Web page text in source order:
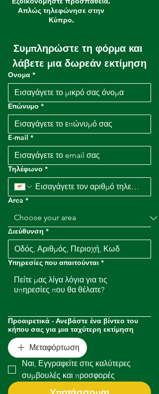
Απλώς τηλεφώνησε στην
Κύπρο.
Συμπληρώστε τη φόρμα και
λάβετε μια δωρεάν εκτίμηση
Ονομα *
Επώνυμο *
E-mail *
Τηλέφωνο *
Area *
Διεύθυνση *
Υπηρεσίες που απαιτούνται *
Προαιρετικά - Ανεβάστε ένα βίντεο του
κήπου σας για μια ταχύτερη εκτίμηση
Μεταφόρτωση
Ναι, Εγγραφείτε στις καλύτερες
συμβουλές και προσφορές